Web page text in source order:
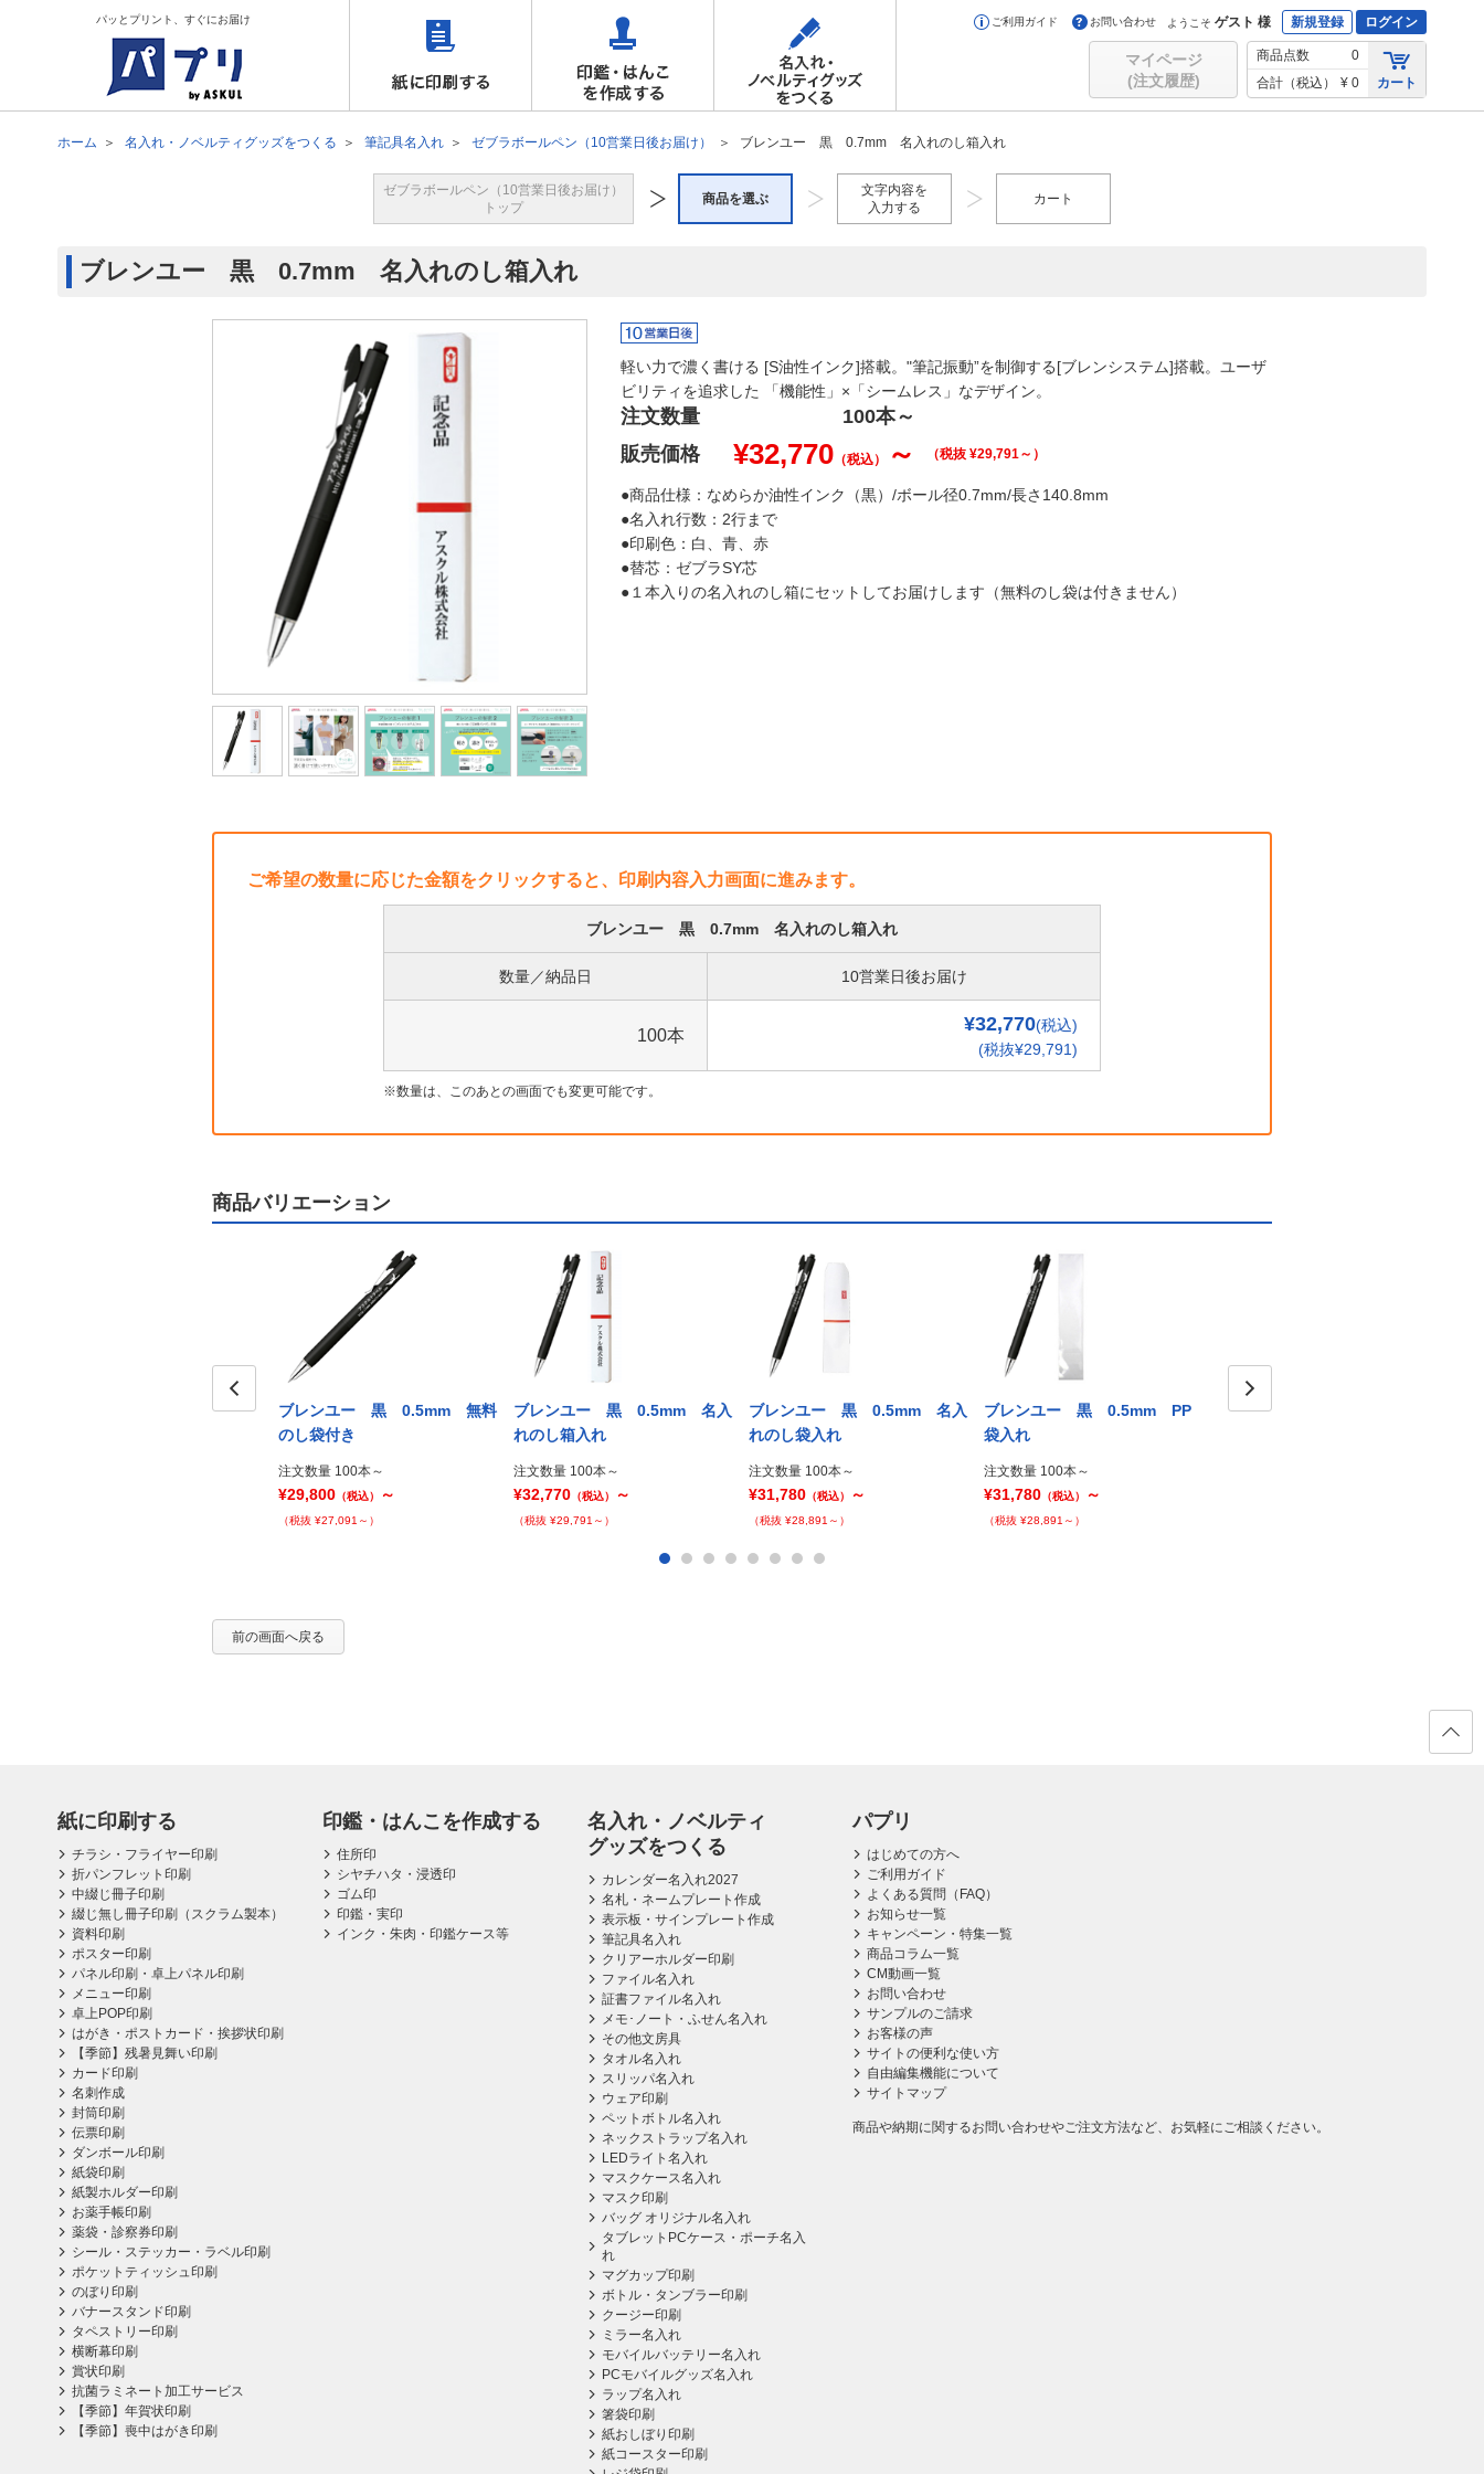
パッとプリント、すぐにお届け ご利用ガイド お問い合わせ ようこそ ゲスト 様 新規登録 ログイン
マイページ
(注文履歴)
商品点数
0
合計（税込）
¥ 0 カート
ホーム 名入れ・ノベルティグッズをつくる 筆記具名入れ ゼブラボールペン（10営業日後お届け） ブレンユー 黒 0.7mm 名入れのし箱入れ
ゼブラボールペン（10営業日後お届け）
トップ
商品を選ぶ
文字内容を
入力する
カート
ブレンユー 黒 0.7mm 名入れのし箱入れ
軽い力で濃く書ける [S油性インク]搭載。"筆記振動”を制御する[ブレンシステム]搭載。ユーザ
ビリティを追求した 「機能性」×「シームレス」なデザイン。
注文数量 100本～
販売価格
¥32,770 （税込） ～ （税抜 ¥29,791～）
●商品仕様：なめらか油性インク（黒）/ボール径0.7mm/長さ140.8mm
●名入れ行数：2行まで
●印刷色：白、青、赤
●替芯：ゼブラSY芯
●１本入りの名入れのし箱にセットしてお届けします（無料のし袋は付きません）
ご希望の数量に応じた金額をクリックすると、印刷内容入力画面に進みます。
ブレンユー 黒 0.7mm 名入れのし箱入れ
数量／納品日 10営業日後お届け
100本
¥32,770(税込)
(税抜¥29,791)
数量は、このあとの画面でも変更可能です。
商品バリエーション
ブレンユー 白 0.7mm PP
ブレンユー 黒 0.5mm 無料
のし袋付き
注文数量 100本～
¥29,800 （税込） ～
（税抜 ¥27,091～）
ブレンユー 黒 0.5mm 名入
れのし箱入れ
注文数量 100本～
¥32,770 （税込） ～
（税抜 ¥29,791～）
ブレンユー 黒 0.5mm 名入
れのし袋入れ
注文数量 100本～
¥31,780 （税込） ～
（税抜 ¥28,891～）
ブレンユー 黒 0.5mm PP
袋入れ
注文数量 100本～
¥31,780 （税込） ～
（税抜 ¥28,891～）
ブレンユー パープル
前の画面へ戻る
紙に印刷する
チラシ・フライヤー印刷
折パンフレット印刷
中綴じ冊子印刷
綴じ無し冊子印刷（スクラム製本）
資料印刷
ポスター印刷
パネル印刷・卓上パネル印刷
メニュー印刷
卓上POP印刷
はがき・ポストカード・挨拶状印刷
【季節】残暑見舞い印刷
カード印刷
名刺作成
封筒印刷
伝票印刷
ダンボール印刷
紙袋印刷
紙製ホルダー印刷
お薬手帳印刷
薬袋・診察券印刷
シール・ステッカー・ラベル印刷
ポケットティッシュ印刷
のぼり印刷
バナースタンド印刷
タペストリー印刷
横断幕印刷
賞状印刷
抗菌ラミネート加工サービス
【季節】年賀状印刷
【季節】喪中はがき印刷
印鑑・はんこを作成する
住所印
シヤチハタ・浸透印
ゴム印
印鑑・実印
インク・朱肉・印鑑ケース等
名入れ・ノベルティ
グッズをつくる
カレンダー名入れ2027
名札・ネームプレート作成
表示板・サインプレート作成
筆記具名入れ
クリアーホルダー印刷
ファイル名入れ
証書ファイル名入れ
メモ･ノート・ふせん名入れ
その他文房具
タオル名入れ
スリッパ名入れ
ウェア印刷
ペットボトル名入れ
ネックストラップ名入れ
LEDライト名入れ
マスクケース名入れ
マスク印刷
バッグ オリジナル名入れ
タブレットPCケース・ポーチ名入
れ
マグカップ印刷
ボトル・タンブラー印刷
クージー印刷
ミラー名入れ
モバイルバッテリー名入れ
PCモバイルグッズ名入れ
ラップ名入れ
箸袋印刷
紙おしぼり印刷
紙コースター印刷
パプリ
はじめての方へ
ご利用ガイド
よくある質問（FAQ）
お知らせ一覧
キャンペーン・特集一覧
商品コラム一覧
CM動画一覧
お問い合わせ
サンプルのご請求
お客様の声
サイトの便利な使い方
自由編集機能について
サイトマップ
商品や納期に関するお問い合わせやご注文方法など、お気軽にご相談ください。